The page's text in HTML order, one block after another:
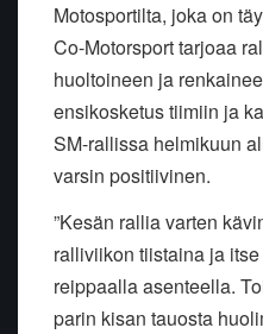
Motosportilta, joka on
Co-Motorsport tarjoaa
huoltoineen ja
ensikosketus tiimiin ja
SM-rallissa helmikuun
varsin positiivinen.
”Kesän rallia varten
ralliviikon tiistaina ja
reippaalla asenteella.
parin kisan tauosta